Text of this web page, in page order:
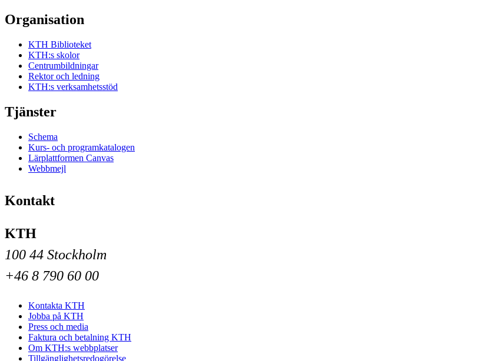
Organisation
KTH Biblioteket
KTH:s skolor
Centrumbildningar
Rektor och ledning
KTH:s verksamhetsstöd
Tjänster
Schema
Kurs- och programkatalogen
Lärplattformen Canvas
Webbmejl
Kontakt
KTH
100 44 Stockholm
+46 8 790 60 00
Kontakta KTH
Jobba på KTH
Press och media
Faktura och betalning KTH
Om KTH:s webbplatser
Tillgänglighetsredogörelse